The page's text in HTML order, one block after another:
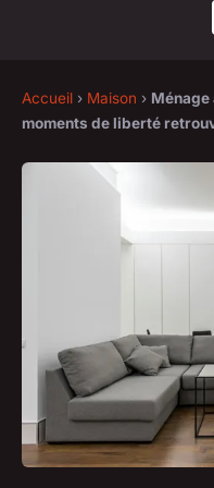
Accueil › Maison ›
moments de liberté